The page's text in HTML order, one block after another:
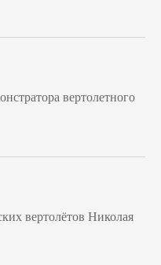
вертолетного
вертолётов Николая